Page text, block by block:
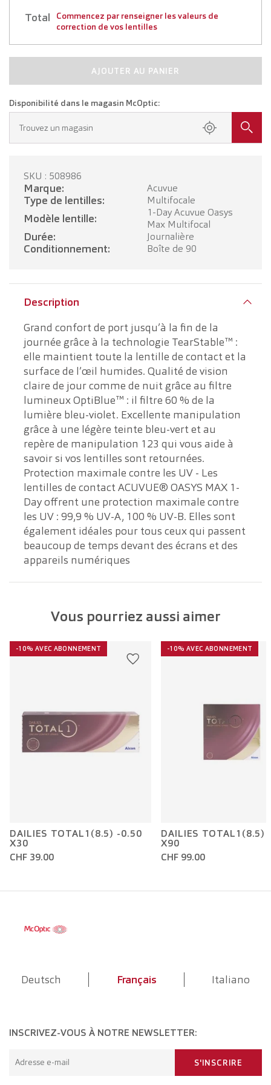
Total
Commencez par renseigner les valeurs de
correction de vos lentilles
AJOUTER AU PANIER
Disponibilité dans le magasin McOptic:
Trouvez un magasin
SKU : 508986
Marque: Acuvue
Type de lentilles: Multifocale
Modèle lentille:
1-Day Acuvue Oasys
Max Multifocal
Durée: Journalière
Conditionnement: Boîte de 90
Description
Grand confort de port jusqu’à la fin de la
journée grâce à la technologie TearStable™ :
elle maintient toute la lentille de contact et la
surface de l’œil humides. Qualité de vision
claire de jour comme de nuit grâce au filtre
lumineux OptiBlue™ : il filtre 60 % de la
lumière bleu-violet. Excellente manipulation
grâce à une légère teinte bleu-vert et au
repère de manipulation 123 qui vous aide à
savoir si vos lentilles sont retournées.
Protection maximale contre les UV - Les
lentilles de contact ACUVUE® OASYS MAX 1-
Day offrent une protection maximale contre
les UV : 99,9 % UV-A, 100 % UV-B. Elles sont
également idéales pour tous ceux qui passent
beaucoup de temps devant des écrans et des
appareils numériques
Vous pourriez aussi aimer
-10% AVEC ABONNEMENT
DAILIES TOTAL1(8.5) -0.50
X30
CHF 39.00
-10% AVEC ABONNEMENT
DAILIES TOTAL1(8.5)
X90
CHF 99.00
Deutsch Français Italiano
INSCRIVEZ-VOUS À NOTRE NEWSLETTER:
Adresse e-mail S'INSCRIRE